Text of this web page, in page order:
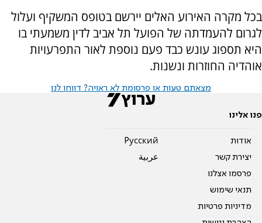
בכל מקרה האירוע האלים יירשם בטופס המשקיף ועלול
לגרום להעמדתה של הפועל תל אביב לדין משמעתי בו
היא תספוג עונש כבד פעם נוספת לאור התפרעויות
אוהדיה החוזרות ונשנות.
מצאתם טעות או פרסומת לא ראויה? דווחו לנו
פנו אלינו
אודות
יצירת קשר
פרסמו אצלנו
תנאי שימוש
מדיניות פרטיות
Pусский
عربية